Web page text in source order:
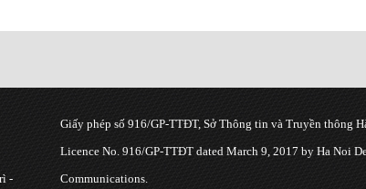
-
Giấy phép số 916/GP-TTĐT, Sở Thông tin và Truyền thông
Licence No. 916/GP-TTĐT dated March 9, 2017 by Ha Noi
Communications.